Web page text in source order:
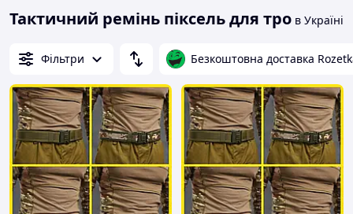
Тактичний ремінь піксель для тро в Україні
Фільтри Безкоштовна доставка